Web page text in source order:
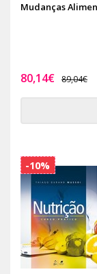
Mudanças
80,14€ 89,04€
-10%